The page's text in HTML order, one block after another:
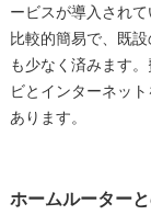
ービスが導入され
比較的簡易で、既
も少なく済みます
ビとインターネッ
あります。
ホームルーター